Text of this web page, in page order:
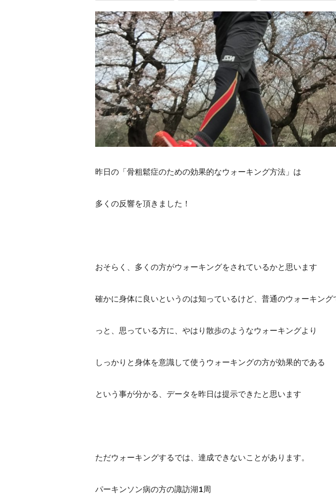
昨日の「骨粗鬆症のための効果的なウォーキング方法」は
多くの反響を頂きました！
おそらく、多くの方がウォーキングをされているかと思います
確かに身体に良いというのは知っているけど、普通のウォーキング
っと、思っている方に、やはり散歩のようなウォーキングより
しっかりと身体を意識して使うウォーキングの方が効果的である
という事が分かる、データを昨日は提示できたと思います
ただウォーキングするでは、達成できないことがあります。
パーキンソン病の方の諏訪湖1周